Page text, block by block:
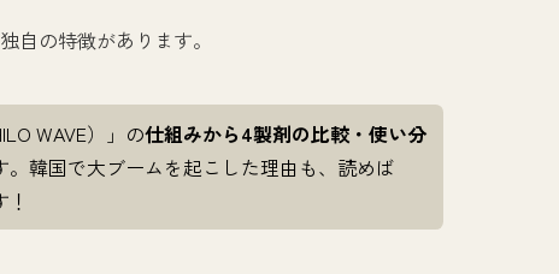
自の特徴があります。
WAVE）」の仕組みから4製剤の比較・使い分
。韓国で大ブームを起こした理由も、読めば